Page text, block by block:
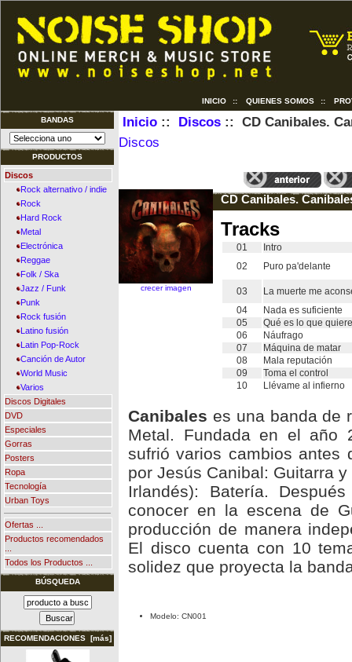
INICIO :: QUIENES SOMOS ::
BANDAS
PRODUCTOS
Discos
Rock alternativo / indie
Rock
Hard Rock
Metal
Electrónica
Reggae
Folk / Ska
Jazz / Funk
Punk
Rock fusión
Latino fusión
Latin Pop-Rock
Canción de Autor
World Music
Varios
Discos Digitales
DVD
Especiales
Gorras
Posters
Ropa
Tecnología
Urban Toys
Ofertas ...
Productos recomendados
Todos los Productos ...
BÚSQUEDA
RECOMENDACIONES [más]
Inicio:: Discos:: CD Canibales.
Discos
crecer imagen
CD Canibales.
Tracks
01
Intro
02
Puro pa'delante
03
La muerte me
04
Nada es suficiente
05
Qué es lo que
06
Náufrago
07
Máquina de matar
08
Mala reputación
09
Toma el control
10
Llévame al infierno
Canibales es una banda de
Metal. Fundada en el año
sufrió varios cambios antes
por Jesús Canibal: Guitarra
Irlandés): Batería.
conocer en la escena de
producción de manera
El disco cuenta con 10
solidez que proyecta la
Modelo: CN001